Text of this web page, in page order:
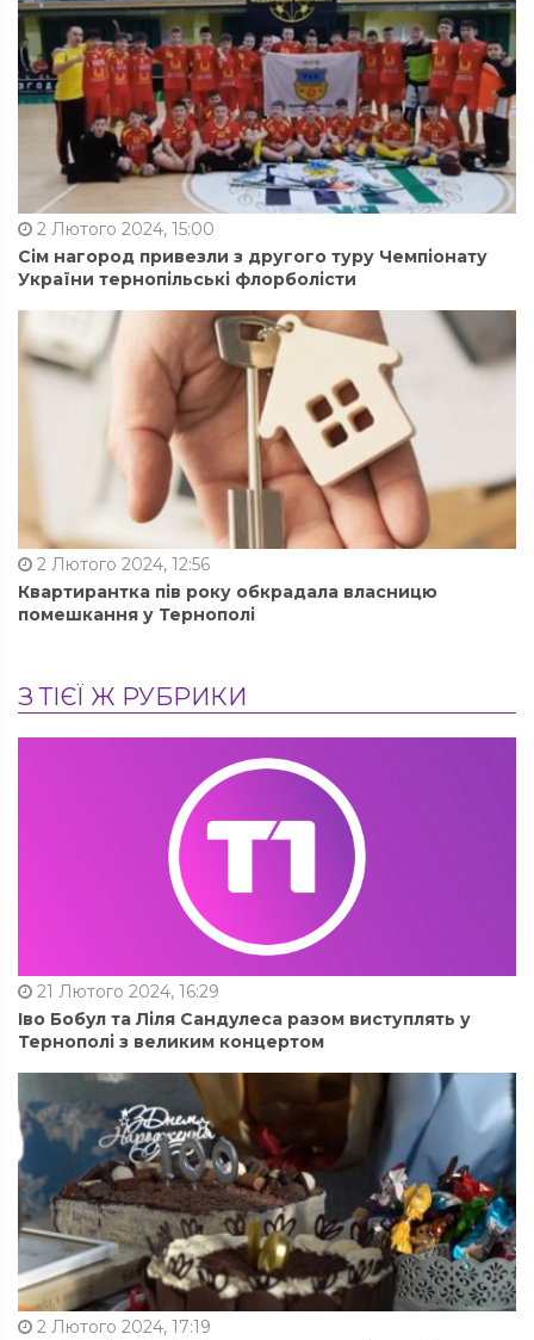
2 Лютого 2024, 15:00
Сім нагород привезли з другого туру Чемпіонату
України тернопільські флорболісти
2 Лютого 2024, 12:56
Квартирантка пів року обкрадала власницю
помешкання у Тернополі
З ТІЄЇ Ж РУБРИКИ
21 Лютого 2024, 16:29
Іво Бобул та Ліля Сандулеса разом виступлять у
Тернополі з великим концертом
2 Лютого 2024, 17:19